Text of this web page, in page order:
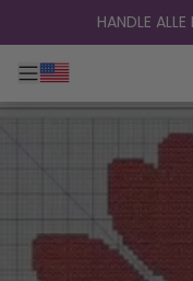
hopp til innhold
HANDLE
Veksle